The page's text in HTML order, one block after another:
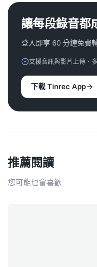
讓每段錄音都
登入即享 60 分鐘免費
支援音訊與影片上傳、
下載 Tinrec App
推薦閱讀
您可能也會喜歡